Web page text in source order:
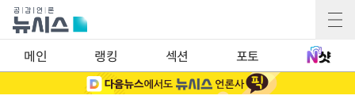
메인 랭킹 섹션 포토